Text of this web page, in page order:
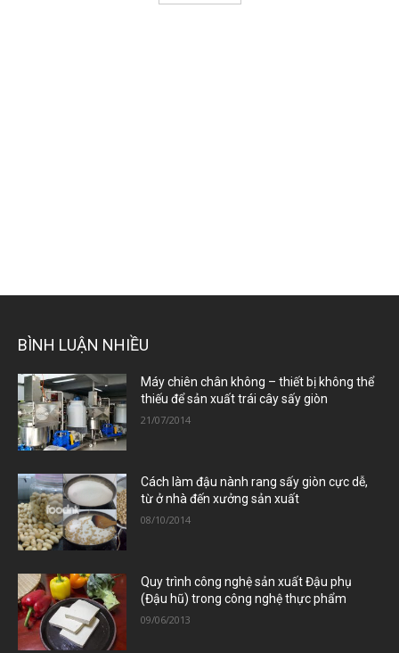
BÌNH LUẬN NHIỀU
Máy chiên chân không – thiết bị không thể
thiếu để sản xuất trái cây sấy giòn
21/07/2014
Cách làm đậu nành rang sấy giòn cực dễ,
từ ở nhà đến xưởng sản xuất
08/10/2014
Quy trình công nghệ sản xuất Đậu phụ
(Đậu hũ) trong công nghệ thực phẩm
09/06/2013